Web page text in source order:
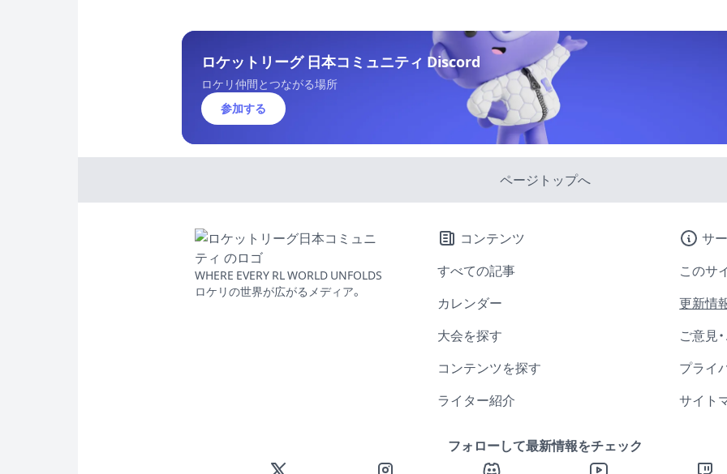
ロケットリーグ 日本コミュニティ Discord
ロケリ仲間とつながる場所
参加する
ページトップへ
WHERE EVERY RL WORLD UNFOLDS
ロケリの世界が広がるメディア。
コンテンツ
すべての記事
カレンダー
大会を探す
コンテンツを探す
ライター紹介
サ
このサ
更新情
ご意見
プライ
サイト
フォローして最新情報をチェック